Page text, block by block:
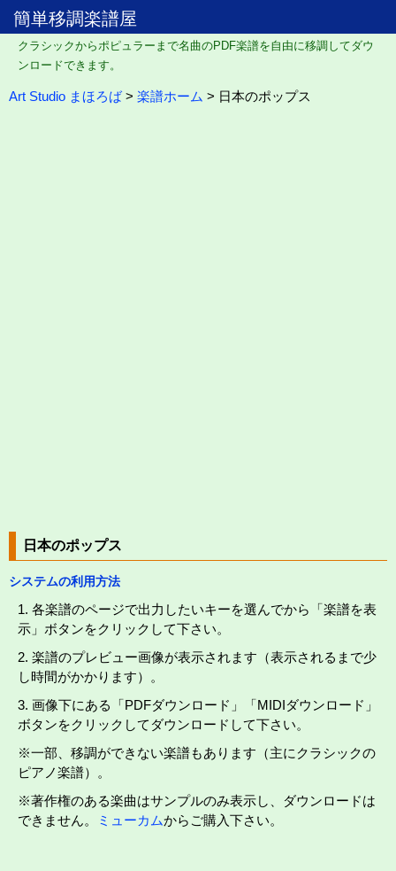
簡単移調楽譜屋
クラシックからポピュラーまで名曲のPDF楽譜を自由に移調してダウ
ンロードできます。
Art Studio まほろば> 楽譜ホーム > 日本のポップス
日本のポップス
システムの利用方法
1. 各楽譜のページで出力したいキーを選んでから「楽譜を表
示」ボタンをクリックして下さい。
2. 楽譜のプレビュー画像が表示されます（表示されるまで少
し時間がかかります）。
3. 画像下にある「PDFダウンロード」「MIDIダウンロード」
ボタンをクリックしてダウンロードして下さい。
※一部、移調ができない楽譜もあります（主にクラシックの
ピアノ楽譜）。
※著作権のある楽曲はサンプルのみ表示し、ダウンロードは
できません。
ミューカムからご購入下さい。